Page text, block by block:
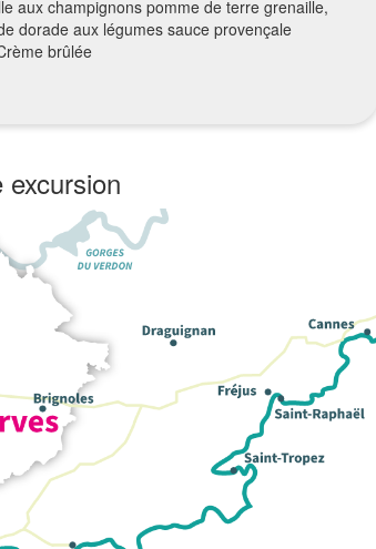
aux champignons pomme de terre grenaille,
dorade aux légumes sauce provençale
brûlée